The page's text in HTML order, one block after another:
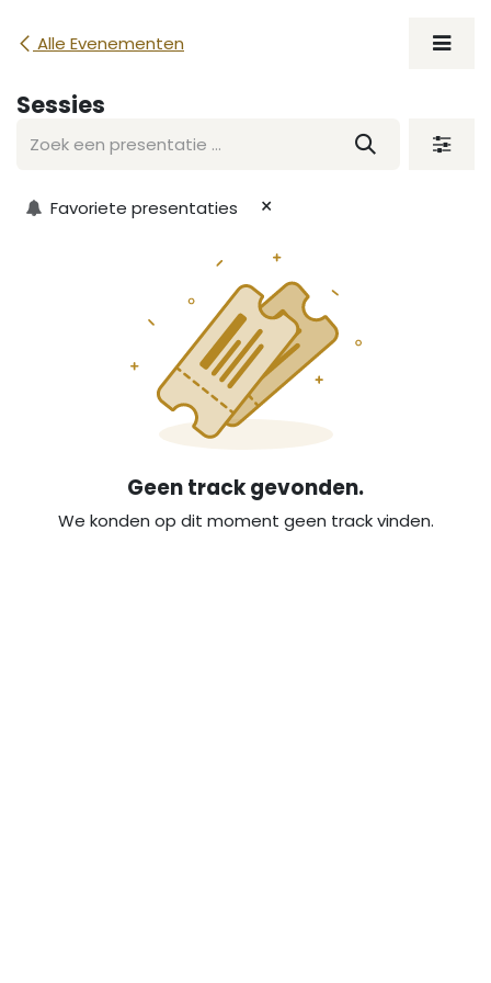
Alle Evenementen
Sessies
Favoriete presentaties ×
Geen track gevonden.
We konden op dit moment geen track vinden.